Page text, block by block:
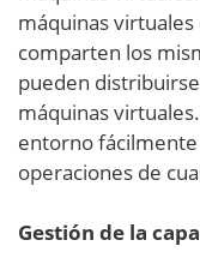
máquinas
comparten los
pueden
máquinas
entorno
operaciones de
Gestión de la